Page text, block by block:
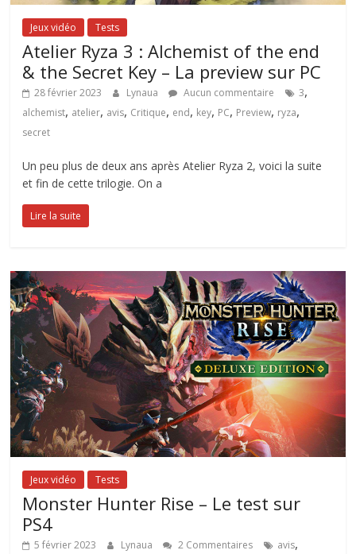
Jeux vidéo Tests
Atelier Ryza 3 : Alchemist of the end
& the Secret Key – La preview sur PC
28 février 2023 Lynaua Aucun commentaire 3,
alchemist, atelier, avis, Critique, end, key, PC, Preview, ryza,
secret
Un peu plus de deux ans après Atelier Ryza 2, voici la suite
et fin de cette trilogie. On a
Lire la suite
Jeux vidéo Tests
Monster Hunter Rise – Le test sur
PS4
5 février 2023 Lynaua 2 Commentaires avis,